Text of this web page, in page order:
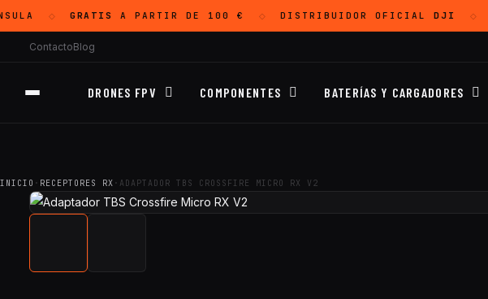
GRATISA PARTIR DE 100 € DISTRIBUIDOR OFICIAL DJI
ContactoBlog
DRONES FPV COMPONENTES BATERÍAS Y CARGADORES
INICIO · RECEPTORES RX · ADAPTADOR TBS CROSSFIRE MICRO RX V2